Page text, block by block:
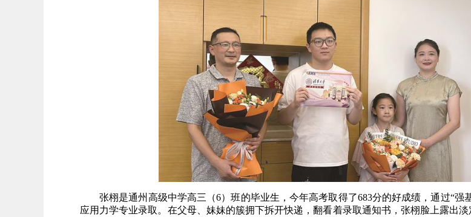
张栩是通州高级中学高三（6）班的毕业生，今年高考取得了683分的好成绩，通过“强
应用力学专业录取。在父母、妹妹的簇拥下拆开快递，翻看着录取通知书，张栩脸上露出